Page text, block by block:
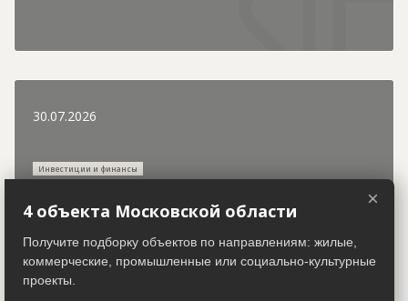
30.07.2026
Инвестиции и финансы
КПО "Рахья" в Ленобласти откроют в начале 2028
года
×
4 объекта Московской области
Получите подборку объектов по направлениям: жилые,
коммерческие, промышленные или социально-культурные
проекты.